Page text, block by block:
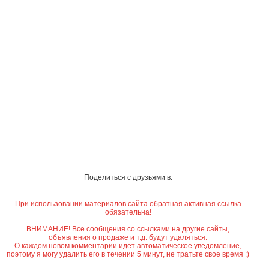
Поделиться с друзьями в:
При использовании материалов сайта обратная активная ссылка
обязательна!
ВНИМАНИЕ! Все сообщения со ссылками на другие сайты,
объявления о продаже и т.д. будут удаляться.
О каждом новом комментарии идет автоматическое уведомление,
поэтому я могу удалить его в течении 5 минут, не тратьте свое время :)